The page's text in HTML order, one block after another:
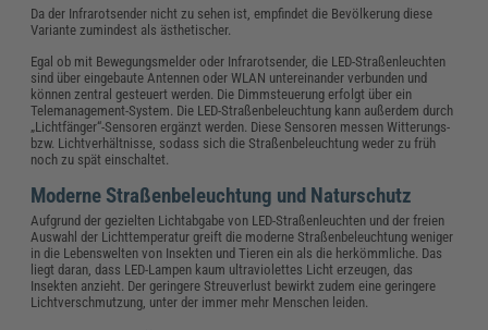
Da der Infrarotsender nicht zu sehen ist, empfindet die Bevölkerung diese
Variante zumindest als ästhetischer.
Egal ob mit Bewegungsmelder oder Infrarotsender, die LED-Straßenleuchten
sind über eingebaute Antennen oder WLAN untereinander verbunden und
können zentral gesteuert werden. Die Dimmsteuerung erfolgt über ein
Telemanagement-System. Die LED-Straßenbeleuchtung kann außerdem durch
„Lichtfänger“-Sensoren ergänzt werden. Diese Sensoren messen Witterungs-
bzw. Lichtverhältnisse, sodass sich die Straßenbeleuchtung weder zu früh
noch zu spät einschaltet.
Moderne Straßenbeleuchtung und Naturschutz
Aufgrund der gezielten Lichtabgabe von LED-Straßenleuchten und der freien
Auswahl der Lichttemperatur greift die moderne Straßenbeleuchtung weniger
in die Lebenswelten von Insekten und Tieren ein als die herkömmliche. Das
liegt daran, dass LED-Lampen kaum ultraviolettes Licht erzeugen, das
Insekten anzieht. Der geringere Streuverlust bewirkt zudem eine geringere
Lichtverschmutzung, unter der immer mehr Menschen leiden.